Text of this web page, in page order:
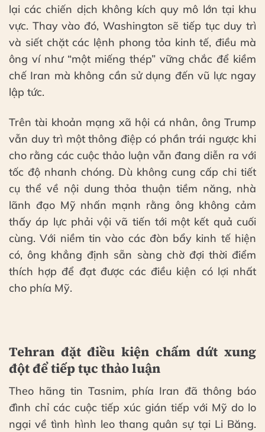
lại các chiến dịch không kích quy mô lớn tại khu
vực. Thay vào đó, Washington sẽ tiếp tục duy trì
và siết chặt các lệnh phong tỏa kinh tế, điều mà
ông ví như “một miếng thép” vững chắc để kiềm
chế Iran mà không cần sử dụng đến vũ lực ngay
lập tức.
Trên tài khoản mạng xã hội cá nhân, ông Trump
vẫn duy trì một thông điệp có phần trái ngược khi
cho rằng các cuộc thảo luận vẫn đang diễn ra với
tốc độ nhanh chóng. Dù không cung cấp chi tiết
cụ thể về nội dung thỏa thuận tiềm năng, nhà
lãnh đạo Mỹ nhấn mạnh rằng ông không cảm
thấy áp lực phải vội vã tiến tới một kết quả cuối
cùng. Với niềm tin vào các đòn bẩy kinh tế hiện
có, ông khẳng định sẵn sàng chờ đợi thời điểm
thích hợp để đạt được các điều kiện có lợi nhất
cho phía Mỹ.
Tehran đặt điều kiện chấm dứt xung
đột để tiếp tục thảo luận
Theo hãng tin Tasnim, phía Iran đã thông báo
đình chỉ các cuộc tiếp xúc gián tiếp với Mỹ do lo
ngại về tình hình leo thang quân sự tại Li Băng.